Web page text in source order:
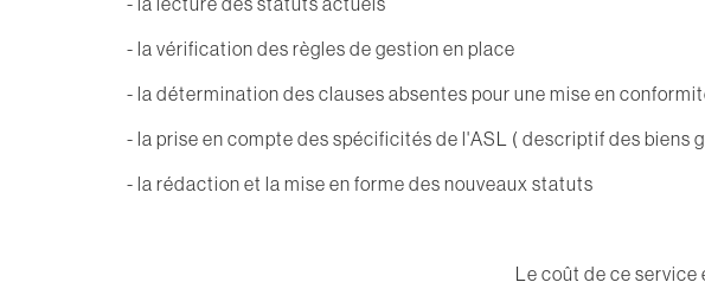
- la vérification des règles de gestion en place
- la détermination des clauses absentes pour une mise en
- la prise en compte des spécificités de l'ASL ( descriptif des biens
- la rédaction et la mise en forme des nouveaux statuts
Le coût de ce